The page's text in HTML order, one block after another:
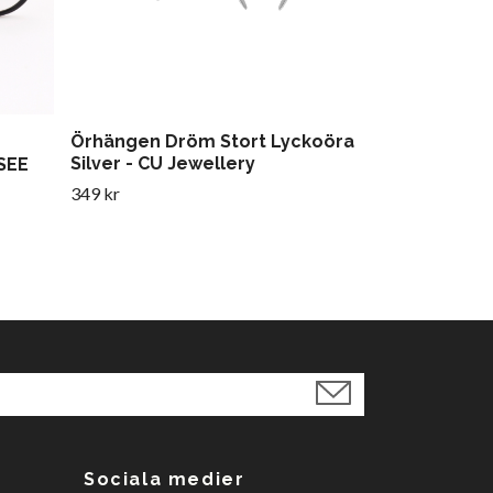
Örhängen Dröm Stort Lyckoöra
Silver - CU Jewellery
349 kr
Sociala medier